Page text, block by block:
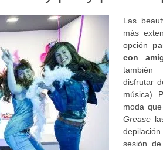
Las
más
opción
con
disfrutar
música).
moda
Grease
sesión